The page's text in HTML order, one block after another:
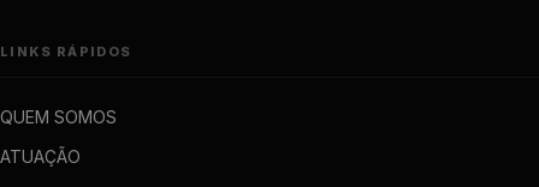
LINKS RÁPIDOS
QUEM SOMOS
ATUAÇÃO